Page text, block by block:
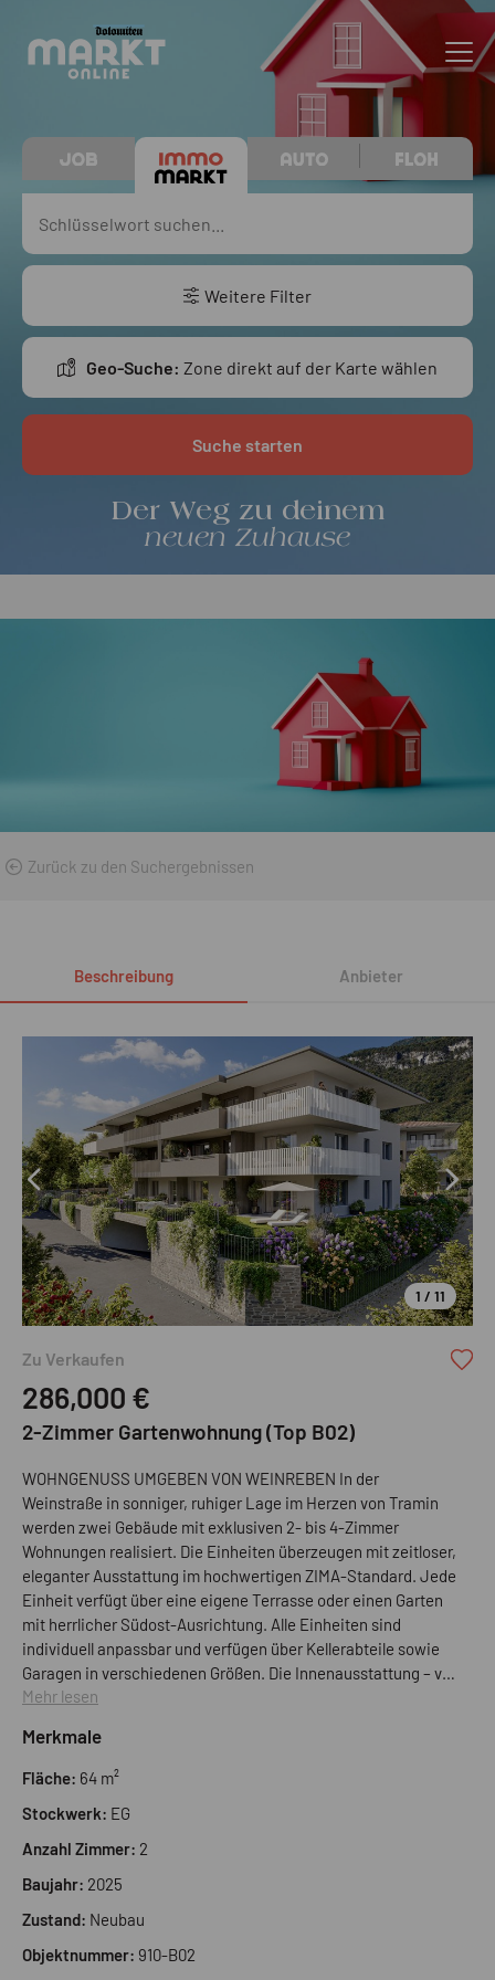
Der Weg zu deinem
neuen Zuhause
Weitere Filter
Geo-Suche: Zone direkt auf der Karte wählen
Suche starten
Zurück zu den Suchergebnissen
Beschreibung Anbieter
1 / 11
Zu Verkaufen
286,000 €
2-Zimmer Gartenwohnung (Top B02)
WOHNGENUSS UMGEBEN VON WEINREBEN In der
Weinstraße in sonniger, ruhiger Lage im Herzen von Tramin
werden zwei Gebäude mit exklusiven 2- bis 4-Zimmer
Wohnungen realisiert. Die Einheiten überzeugen mit zeitloser,
eleganter Ausstattung im hochwertigen ZIMA-Standard. Jede
Einheit verfügt über eine eigene Terrasse oder einen Garten
mit herrlicher Südost-Ausrichtung. Alle Einheiten sind
individuell anpassbar und verfügen über Kellerabteile sowie
Garagen in verschiedenen Größen. Die Innenausstattung – von
WOHNGENUSS UMGEBEN VON WEINREBEN In der
werden zwei Gebäude mit exklusiven 2- bis 4-Zimmer
Wohnungen realisiert. Die Einheiten überzeugen mit zeitloser,
Einheit verfügt über eine eigene Terrasse oder einen Garten
mit herrlicher Südost-Ausrichtung. Alle Einheiten sind
Garagen in verschiedenen Größen. Die Innenausstattung – von
Fliesen und Holzböden über Türen bis hin zur Badeinrichtung –
zukünftigen Bewohner gestaltet. Das Klimahaus „A überzeugt
Mehr lesen
Merkmale
Fläche: 64 m²
Stockwerk: EG
Anzahl Zimmer: 2
Baujahr: 2025
Zustand: Neubau
Objektnummer: 910-B02